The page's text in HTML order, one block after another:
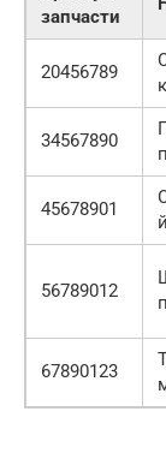
запчасти
20456789
34567890
45678901
56789012
67890123